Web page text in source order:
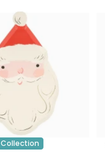
Collection